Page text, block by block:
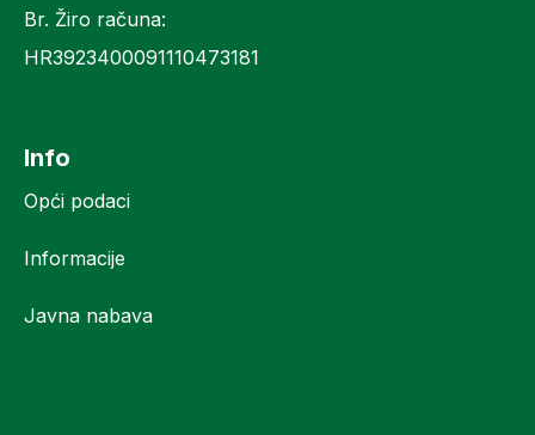
Br. Žiro računa:
HR3923400091110473181
Info
Opći podaci
Informacije
Javna nabava